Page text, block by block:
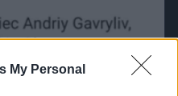
My Personal